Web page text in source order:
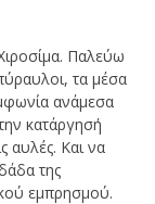
Παλεύω
τα μέσα
ανάμεσα
κατάργησή
αυλές. Και να
της
εμπρησμού.